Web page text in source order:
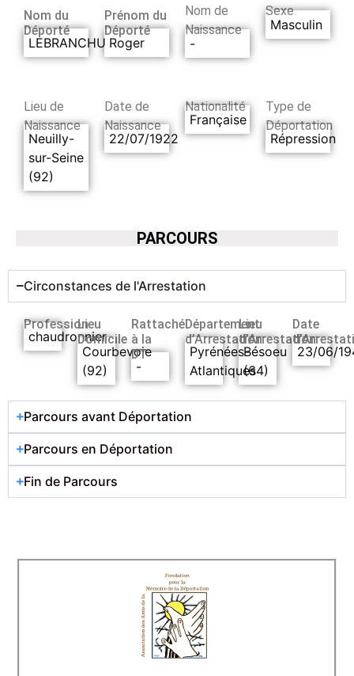
Nom du
Déporté
LEBRANCHU
Prénom du
Déporté
Roger
Nom de
Naissance
-
Sexe
Masculin
Lieu de
Naissance
Neuilly-
sur-Seine
(92)
Date de
Naissance
22/07/1922
Nationalité
Française
Type de
Déportation
Répression
PARCOURS
Circonstances de l'Arrestation
Profession
chaudronnier
Lieu
Domicile
Courbevoie
(92)
Rattaché
à la
DT
-
Département
d’Arrestation
Pyrénées-
Atlantiques
Lieu
d’Arrestation
Bésoeu
(64)
Date
23/06/
Parcours avant Déportation
Parcours en Déportation
Fin de Parcours